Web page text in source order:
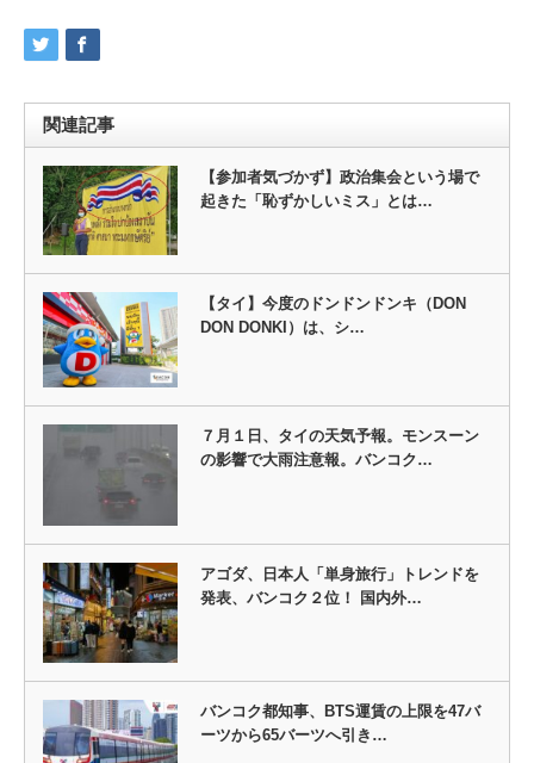
関連記事
【参加者気づかず】政治集会という場で
起きた「恥ずかしいミス」とは…
【タイ】今度のドンドンドンキ（DON
DON DONKI）は、シ…
７月１日、タイの天気予報。モンスーン
の影響で大雨注意報。バンコク…
アゴダ、日本人「単身旅行」トレンドを
発表、バンコク２位！ 国内外…
バンコク都知事、BTS運賃の上限を47バ
ーツから65バーツへ引き…